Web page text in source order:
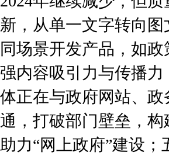
新，从单一文字转向
同场景开发产品，如
强内容吸引力与传播
体正在与政府网站、
通，打破部门壁垒，
助力“网上政府”建设